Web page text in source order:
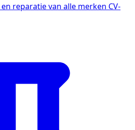
reparatie van alle merken CV-